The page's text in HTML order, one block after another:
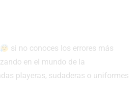
si no conoces los errores más
en el mundo de la
playeras, sudaderas o uniformes